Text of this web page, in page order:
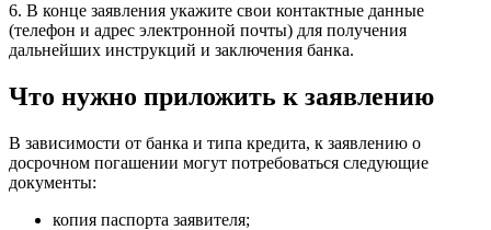
6. В конце заявления укажите свои контактные данные
(телефон и адрес электронной почты) для получения
дальнейших инструкций и заключения банка.
Что нужно приложить к заявлению
В зависимости от банка и типа кредита, к заявлению о
досрочном погашении могут потребоваться следующие
документы:
копия паспорта заявителя;